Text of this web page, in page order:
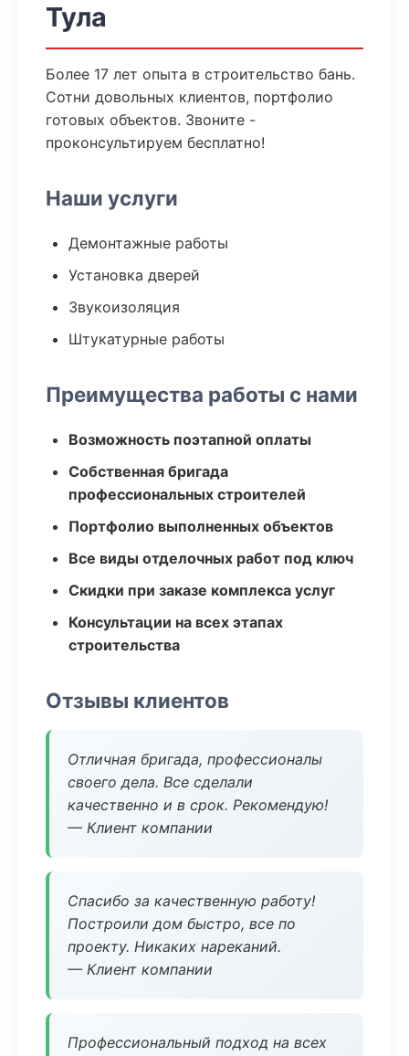
Тула
Более 17 лет опыта в строительство бань.
Сотни довольных клиентов, портфолио
готовых объектов. Звоните -
проконсультируем бесплатно!
Наши услуги
Демонтажные работы
Установка дверей
Звукоизоляция
Штукатурные работы
Преимущества работы с нами
Возможность поэтапной оплаты
Собственная бригада
профессиональных строителей
Портфолио выполненных объектов
Все виды отделочных работ под ключ
Скидки при заказе комплекса услуг
Консультации на всех этапах
строительства
Отзывы клиентов
Отличная бригада, профессионалы
своего дела. Все сделали
качественно и в срок. Рекомендую!
— Клиент компании
Спасибо за качественную работу!
Построили дом быстро, все по
проекту. Никаких нареканий.
— Клиент компании
Профессиональный подход на всех